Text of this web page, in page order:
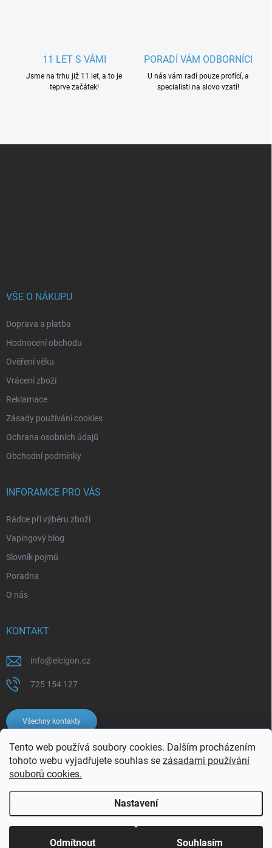
Tento web používá soubory cookies. Dalším procházením
tohoto webu vyjadřujete souhlas se zásadami používání
souborů cookies.
Nastavení
Odmítnout Souhlasím
11 LET S VÁMI
Jsme na trhu již 11 let, a to je
teprve začátek!
PORADÍ VÁM ODBORNÍCI
U nás vám radí pouze profící, a
specialisti na slovo vzatí!
VŠE O NÁKUPU
Doprava a platba
Hodnocení obchodu
Ověření věku
Vrácení zboží
Reklamace
Zásady používání cookies
Ochrana osobních údajů
Obchodní podmínky
INFORAMCE PRO VÁS
Rádce při výběru zboží
Vapingový blog
Slovník pojmů
Poradna
O nás
KONTAKT
info@elcigon.cz
725 154 127
Všechny kontakty
Copyright 2026Elcigon.cz. Všechna práva vyhrazena.Upravit nastavení
cookies